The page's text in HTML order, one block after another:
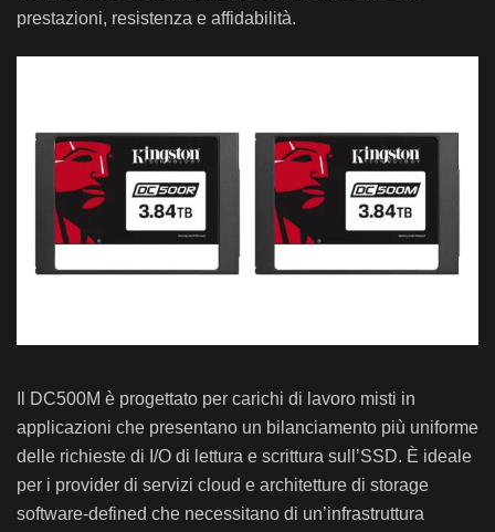
prestazioni, resistenza e affidabilità.
Il DC500M è progettato per carichi di lavoro misti in
applicazioni che presentano un bilanciamento più uniforme
delle richieste di I/O di lettura e scrittura sull’SSD. È ideale
per i provider di servizi cloud e architetture di storage
software-defined che necessitano di un’infrastruttura